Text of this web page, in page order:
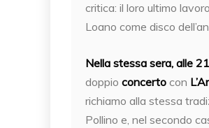
critica: il loro ultimo
Loano come disco
Nella stessa sera, alle
doppio concerto con
richiamo alla stessa
Pollino e, nel secondo